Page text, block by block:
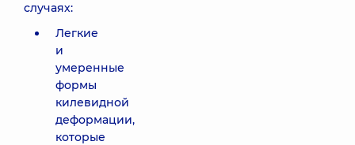
случаях:
Легкие
и
умеренные
формы
килевидной
деформации,
которые